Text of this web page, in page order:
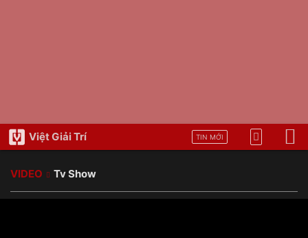
Việt Giải Trí TIN MỚI
VIDEO Tv Show